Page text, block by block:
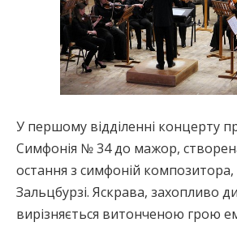
У першому відділенні концерту
Симфонія № 34 до мажор,
остання з симфоній
Зальцбурзі. Яскрава, захопливо
вирізняється витонченою грою